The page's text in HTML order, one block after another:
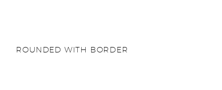
ROUNDED WITH BORDER